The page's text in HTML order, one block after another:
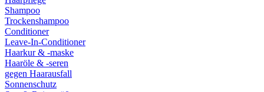
Shampoo
Trockenshampoo
Conditioner
Leave-In-Conditioner
Haarkur & -maske
Haaröle & -seren
gegen Haarausfall
Sonnenschutz